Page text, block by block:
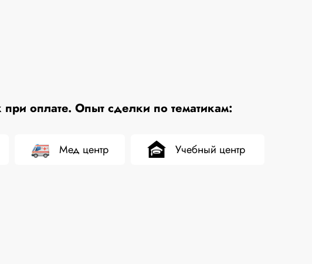
оплате. Опыт сделки по тематикам:
Мед центр Учебный центр